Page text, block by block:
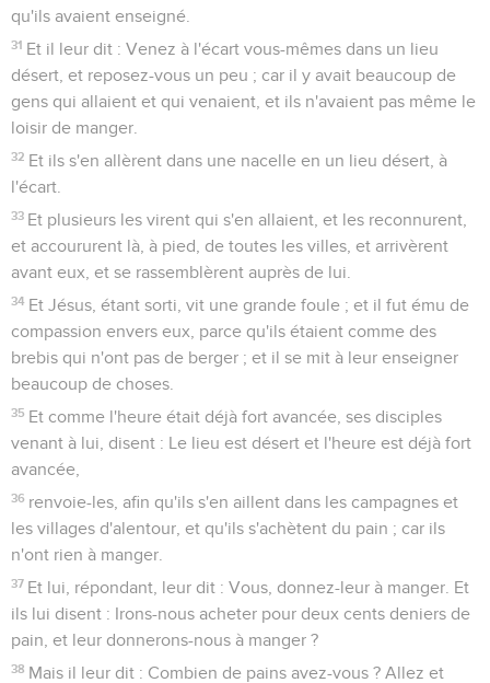
qu'ils avaient enseigné.
31 Et il leur dit : Venez à l'écart vous-mêmes dans un lieu
désert, et reposez-vous un peu ; car il y avait beaucoup de
gens qui allaient et qui venaient, et ils n'avaient pas même le
loisir de manger.
32 Et ils s'en allèrent dans une nacelle en un lieu désert, à
l'écart.
33 Et plusieurs les virent qui s'en allaient, et les reconnurent,
et accoururent là, à pied, de toutes les villes, et arrivèrent
avant eux, et se rassemblèrent auprès de lui.
34 Et Jésus, étant sorti, vit une grande foule ; et il fut ému de
compassion envers eux, parce qu'ils étaient comme des
brebis qui n'ont pas de berger ; et il se mit à leur enseigner
beaucoup de choses.
35 Et comme l'heure était déjà fort avancée, ses disciples
venant à lui, disent : Le lieu est désert et l'heure est déjà fort
avancée,
36 renvoie-les, afin qu'ils s'en aillent dans les campagnes et
les villages d'alentour, et qu'ils s'achètent du pain ; car ils
n'ont rien à manger.
37 Et lui, répondant, leur dit : Vous, donnez-leur à manger. Et
ils lui disent : Irons-nous acheter pour deux cents deniers de
pain, et leur donnerons-nous à manger ?
38 Mais il leur dit : Combien de pains avez-vous ? Allez et